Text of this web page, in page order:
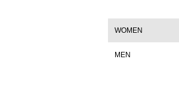
WOMEN
MEN